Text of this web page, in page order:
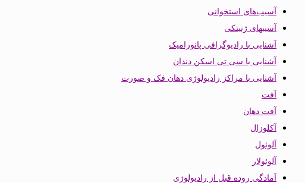
آسیب‌های استخوانی
آسیبهای ژنیتکی
آشنایی با رادیوگرافی پانورامیک
آشنایی با سی تی اسکن دندان
آشنایی با مراکز رادیولوژی دهان فک و صورت
آفت
آفت دهان
آکلوزال
آلوئول
آلوئولار
آمادگی روده قبل از رادیولوژی